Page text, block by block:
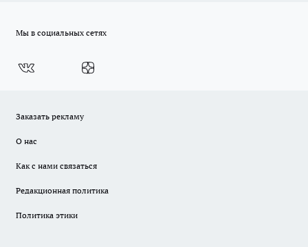
Мы в социальных сетях
Заказать рекламу
О нас
Как с нами связаться
Редакционная политика
Политика этики